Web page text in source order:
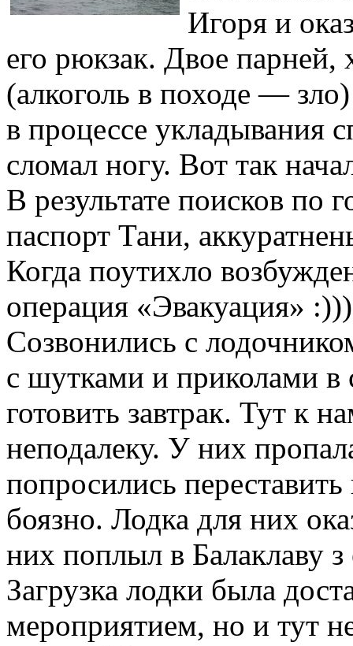
Игоря и
его рюкзак. Двое
(алкоголь в походе —
в процессе укладывания
сломал ногу. Вот так
В результате поисков по
паспорт Тани,
Когда поутихло
операция «Эвакуация»
Созвонились с
с шутками и приколами в
готовить завтрак. Тут к
неподалеку. У них
попросились
боязно. Лодка для них
них поплыл в Балаклаву з
Загрузка лодки была
мероприятием, но и тут